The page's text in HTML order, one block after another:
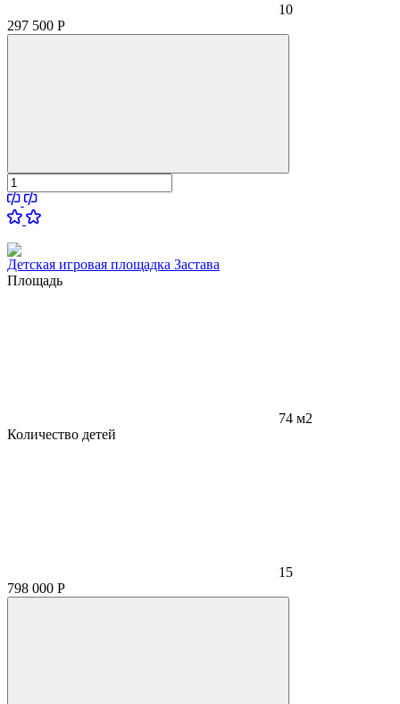
10
297 500 Р
Детская игровая площадка Застава
Площадь
74 м2
Количество детей
15
798 000 Р